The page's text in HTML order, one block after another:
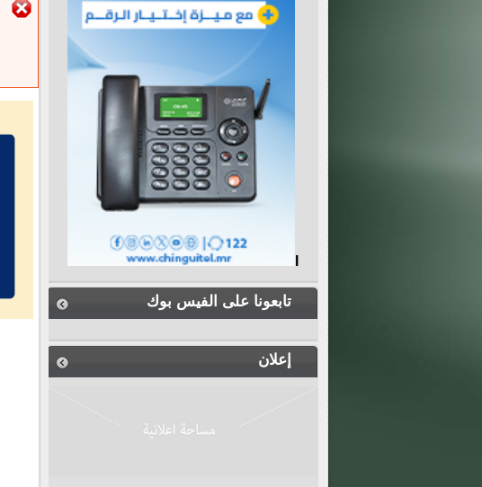
تابعونا على الفيس بوك
إعلان